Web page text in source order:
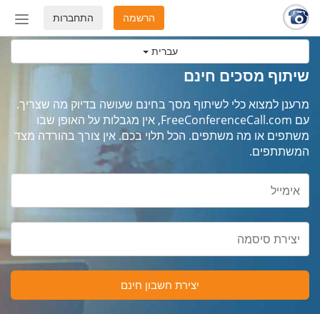
עברית
מצב
התחברות הרשמה
שיתוף מסכים חינם
מרענן למצוא כלי לשיתוף מסך בחינם שעושה בדיוק מה שצריך.
עם FreeConferenceCall.com, אין מגבלות על האופן שבו
משתפים או מה משתפים. הכל תלוי בכם. אין צורך בהורדה מצד
המשתתפים.
יצירת חשבון חינם